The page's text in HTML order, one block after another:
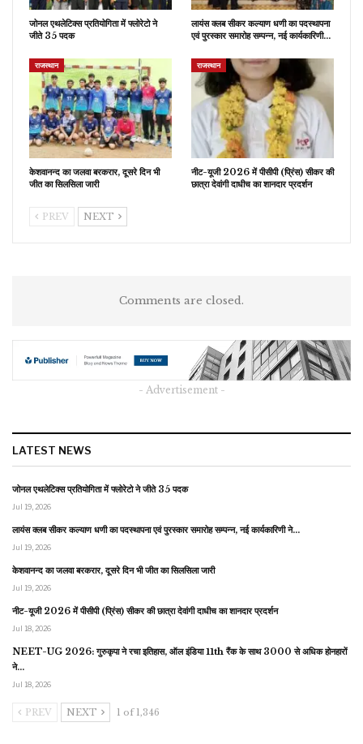
जोनल एथलेटिक्स प्रतियोगिता में फ्लोरेटो ने
जीते 35 पदक
लायंस क्लब सीकर कल्याण धणी का पदस्थापना
एवं पुरस्कार समारोह सम्पन्न, नई कार्यकारिणी…
राजस्थान
केशवानन्द का जलवा बरकरार, दूसरे दिन भी
जीत का सिलसिला जारी
राजस्थान
नीट-यूजी 2026 में पीसीपी (प्रिंस) सीकर की
छात्रा देवांगी दाधीच का शानदार प्रदर्शन
PREV NEXT
Comments are closed.
- Advertisement -
LATEST NEWS
जोनल एथलेटिक्स प्रतियोगिता में फ्लोरेटो ने जीते 35 पदक
Jul 19, 2026
लायंस क्लब सीकर कल्याण धणी का पदस्थापना एवं पुरस्कार समारोह सम्पन्न, नई कार्यकारिणी ने…
Jul 19, 2026
केशवानन्द का जलवा बरकरार, दूसरे दिन भी जीत का सिलसिला जारी
Jul 19, 2026
नीट-यूजी 2026 में पीसीपी (प्रिंस) सीकर की छात्रा देवांगी दाधीच का शानदार प्रदर्शन
Jul 18, 2026
NEET-UG 2026: गुरुकृपा ने रचा इतिहास, ऑल इंडिया 11th रैंक के साथ 3000 से अधिक होनहारों
ने…
Jul 18, 2026
PREV NEXT 1 of 1,346